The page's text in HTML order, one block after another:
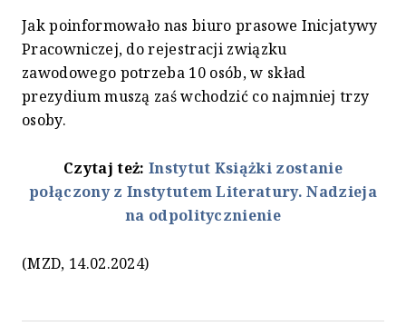
Jak poinformowało nas biuro prasowe Inicjatywy
Pracowniczej, do rejestracji związku
zawodowego potrzeba 10 osób, w skład
prezydium muszą zaś wchodzić co najmniej trzy
osoby.
Czytaj też: Instytut Książki zostanie
połączony z Instytutem Literatury. Nadzieja
na odpolitycznienie
(MZD, 14.02.2024)